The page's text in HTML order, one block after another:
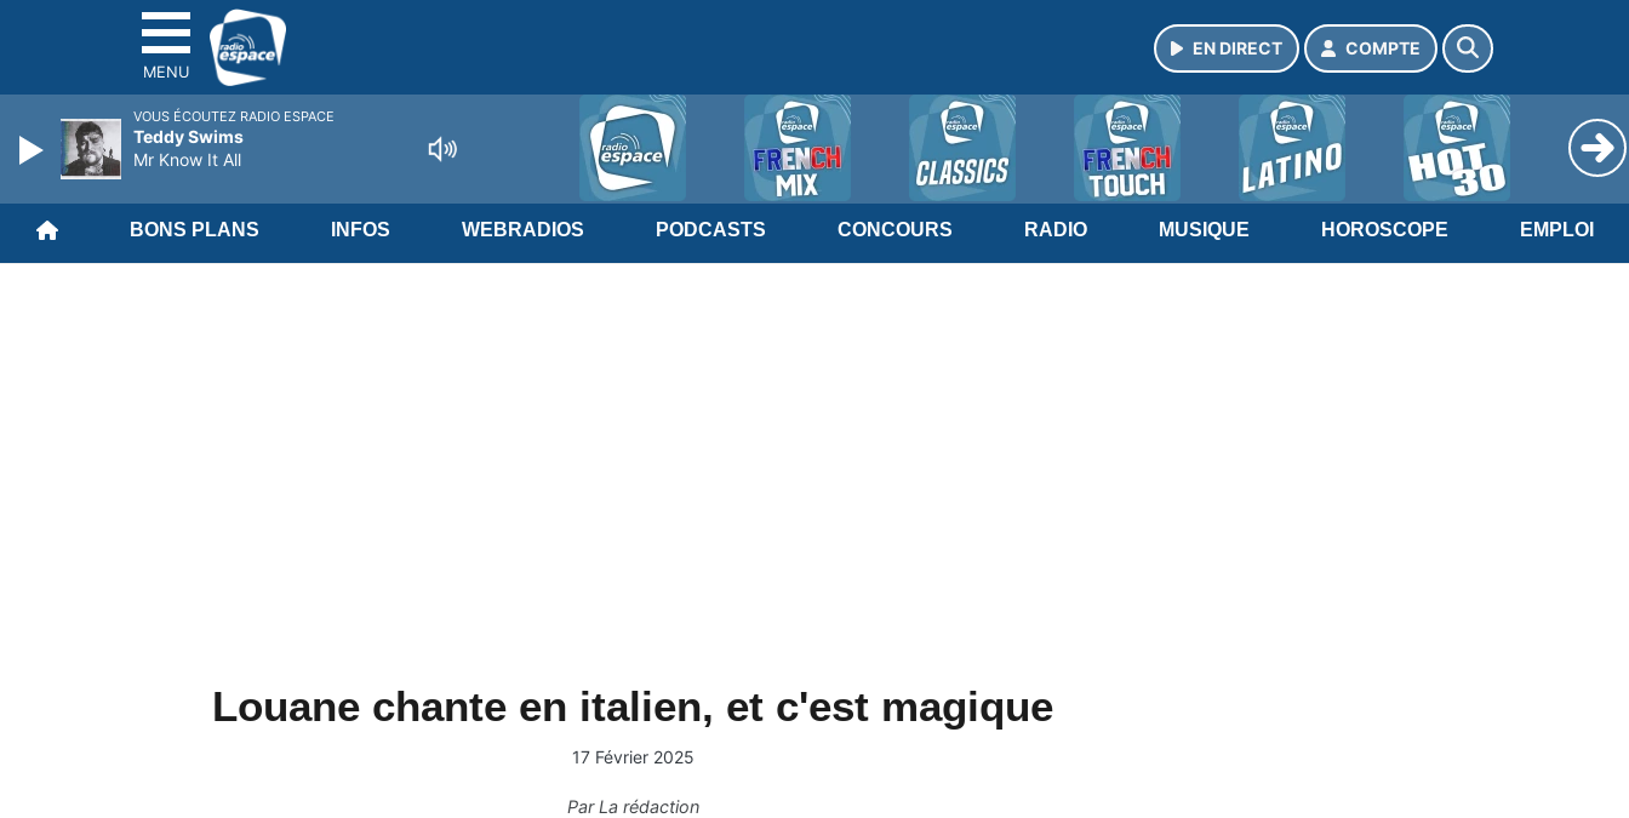
MENU
EN DIRECT COMPTE
BONS PLANS INFOS WEBRADIOS PODCASTS CONCOURS RADIO MUSIQUE HOROSCOPE EMPLOI
Louane chante en italien, et c'est magique
17 Février 2025
ParLa rédaction
VOUS ÉCOUTEZ RADIO ESPACE
Teddy Swims
Mr Know It All